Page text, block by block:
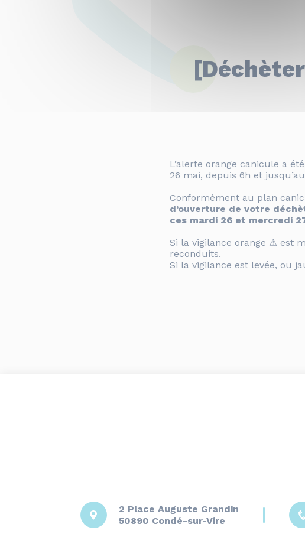
L’alerte orange canicule a
26 mai, depuis 6h et
Conformément au plan
d’ouverture de votre
ces mardi 26 et mercredi
Si la vigilance orange ⚠ est
reconduits.
Si la vigilance est levée, ou
2 Place Auguste Grandin
50890 Condé-sur-Vire